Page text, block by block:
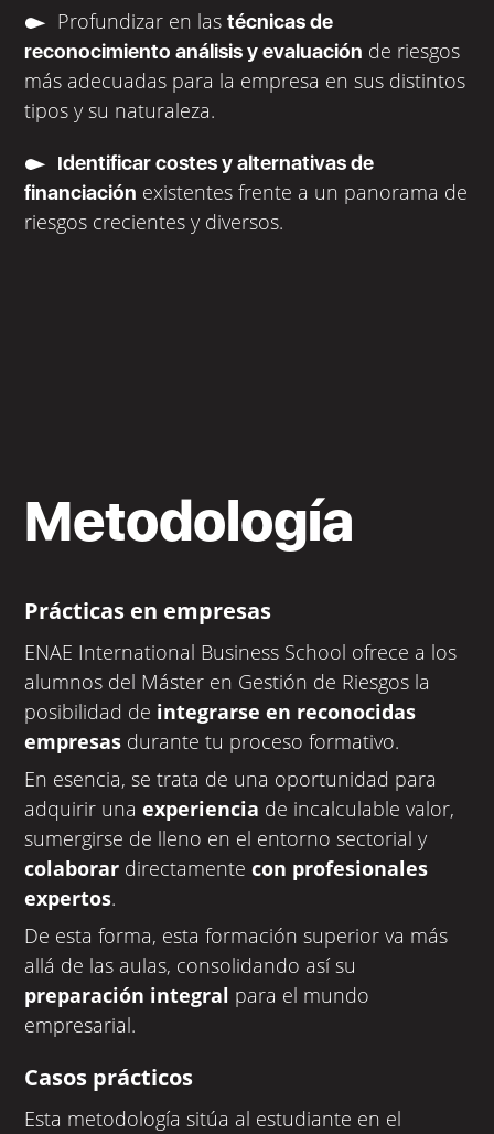
Profundizar en lastécnicas de
reconocimiento análisis y evaluación de riesgos
más adecuadas para la empresa en sus distintos
tipos y su naturaleza.
Identificar costes y alternativas de
financiación existentes frente a un panorama de
riesgos crecientes y diversos.
Metodología
Prácticas en empresas
ENAE International Business School ofrece a los
alumnos del Máster en Gestión de Riesgos la
posibilidad de integrarse en reconocidas
empresas durante tu proceso formativo.
En esencia, se trata de una oportunidad para
adquirir unaexperiencia de incalculable valor,
sumergirse de lleno en el entorno sectorial y
colaborar directamentecon profesionales
expertos.
De esta forma, esta formación superior va más
allá de las aulas, consolidando así su
preparación integral para el mundo
empresarial.
Casos prácticos
Esta metodología sitúa al estudiante en el